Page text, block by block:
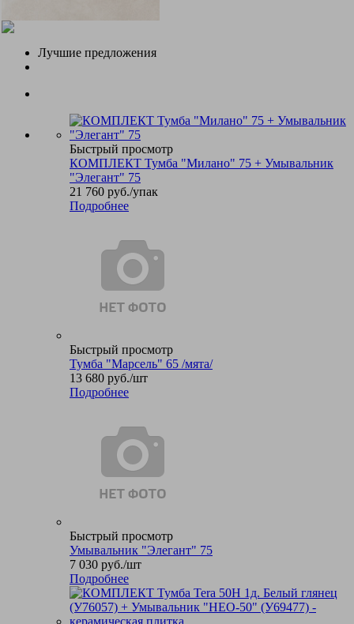
Лучшие предложения
Быстрый просмотр
КОМПЛЕКТ Тумба "Милано" 75 + Умывальник
"Элегант" 75
21 760 руб./упак
Подробнее
Быстрый просмотр
Тумба "Марсель" 65 /мята/
13 680 руб./шт
Подробнее
Быстрый просмотр
Умывальник "Элегант" 75
7 030 руб./шт
Подробнее